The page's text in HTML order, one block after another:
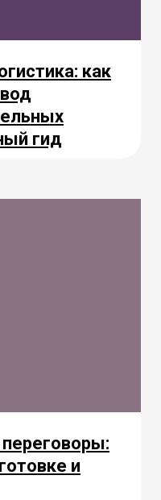
как
гид
и